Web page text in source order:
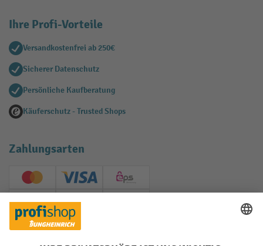
Ihre Profi-Vorteile
Versandkostenfrei ab 250€
Sicherer Datenschutz
Persönliche Kaufberatung
Käuferschutz - Trusted Shops
Zahlungsarten
Creditcard (Master)Creditcard (Visa)
EPS
PayPal
Soziale Netzwerke